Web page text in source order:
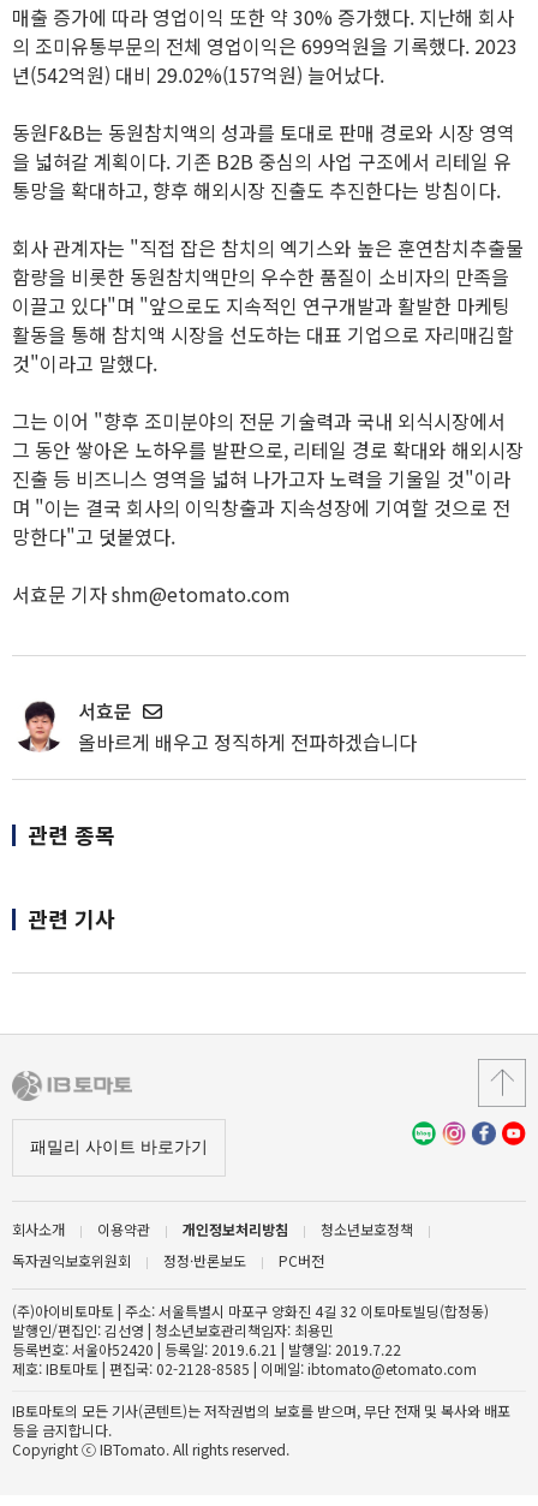
매출 증가에 따라 영업이익 또한 약 30% 증가했다. 지난해 회사
의 조미유통부문의 전체 영업이익은 699억원을 기록했다. 2023
년(542억원) 대비 29.02%(157억원) 늘어났다.
동원F&B는 동원참치액의 성과를 토대로 판매 경로와 시장 영역
을 넓혀갈 계획이다. 기존 B2B 중심의 사업 구조에서 리테일 유
통망을 확대하고, 향후 해외시장 진출도 추진한다는 방침이다.
회사 관계자는 "직접 잡은 참치의 엑기스와 높은 훈연참치추출물
함량을 비롯한 동원참치액만의 우수한 품질이 소비자의 만족을
이끌고 있다"며 "앞으로도 지속적인 연구개발과 활발한 마케팅
활동을 통해 참치액 시장을 선도하는 대표 기업으로 자리매김할
것"이라고 말했다.
그는 이어 "향후 조미분야의 전문 기술력과 국내 외식시장에서
그 동안 쌓아온 노하우를 발판으로, 리테일 경로 확대와 해외시장
진출 등 비즈니스 영역을 넓혀 나가고자 노력을 기울일 것"이라
며 "이는 결국 회사의 이익창출과 지속성장에 기여할 것으로 전
망한다"고 덧붙였다.
서효문 기자 shm@etomato.com
서효문
올바르게 배우고 정직하게 전파하겠습니다
관련 종목
관련 기사
회사소개 이용약관 개인정보처리방침
청소년보호정책
독자권익보호위원회
정정·반론보도 PC버전
(주)아이비토마토 | 주소: 서울특별시 마포구 양화진 4길 32 이토마토빌딩(합정동)
발행인/편집인: 김선영 | 청소년보호관리책임자: 최용민
등록번호: 서울아52420 | 등록일: 2019.6.21 | 발행일: 2019.7.22
제호: IB토마토 | 편집국: 02-2128-8585 | 이메일: ibtomato@etomato.com
IB토마토의 모든 기사(콘텐트)는 저작권법의 보호를 받으며, 무단 전재 및 복사와 배포
등을 금지합니다.
Copyright ⓒ IBTomato. All rights reserved.